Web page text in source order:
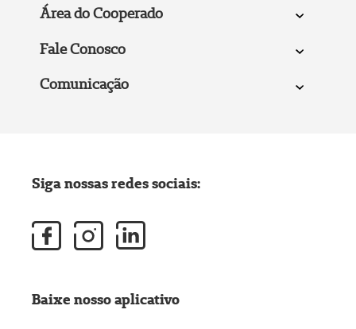
Área do Cooperado
Fale Conosco
Comunicação
Siga nossas redes sociais:
Baixe nosso aplicativo